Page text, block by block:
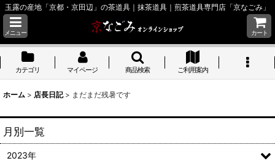
玉露の産地「京都・京田辺」の茶道具｜抹茶道具｜煎茶道具専門店「京なごみ」
メニュー カート
カテゴリ マイページ 商品検索 ご利用案内
ホーム > 店長日記 > まだまだ残暑です
月別一覧
2023年